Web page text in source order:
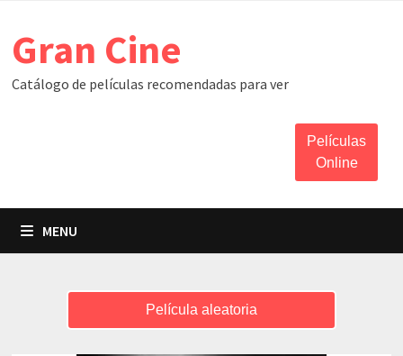
content
Gran Cine
Catálogo de películas recomendadas para ver
Películas
Online
MENU
Película aleatoria